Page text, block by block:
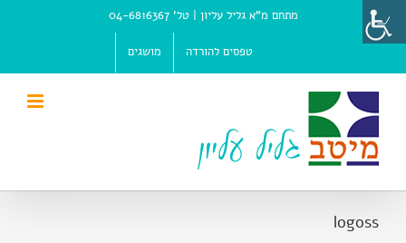
content
מתחם מ"א גליל עליון |טל' 04-6816367
טפסים להורדה מושגים
logoss